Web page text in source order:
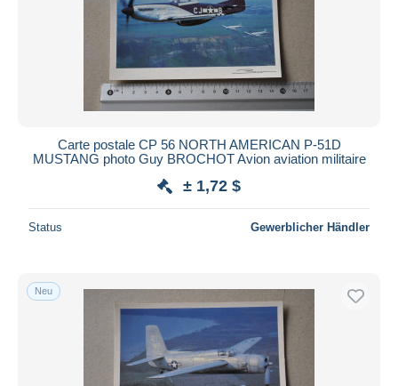
Carte postale CP 56 NORTH AMERICAN P-51D
MUSTANG photo Guy BROCHOT Avion aviation militaire
± 1,72 $
Status Gewerblicher Händler
Neu